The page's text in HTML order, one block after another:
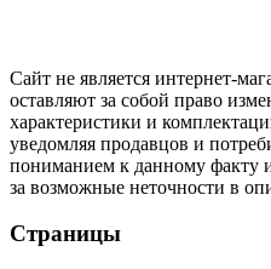
Сайт не является интернет-
оставляют за собой право
характеристики и
уведомляя продавцов и
пониманием к данному факту
за возможные неточности в
Страницы